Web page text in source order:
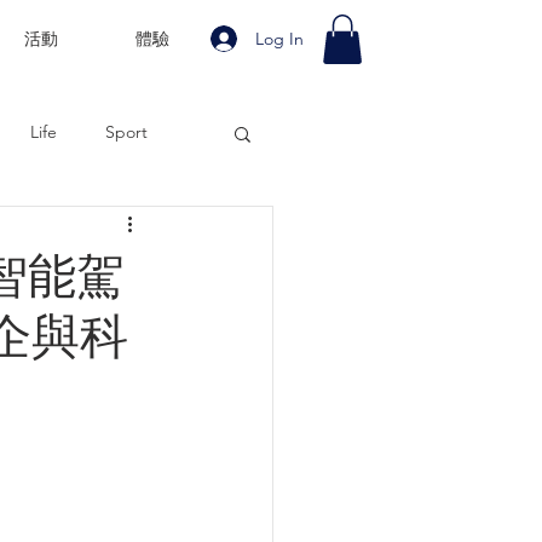
活動 體驗 Log In
Life Sport
能駕
與科